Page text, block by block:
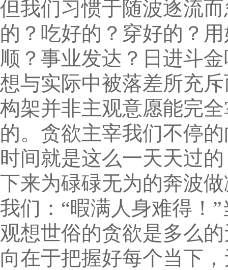
但我们习惯于随波逐流
的？吃好的？穿好的？
顺？事业发达？日进斗
想与实际中被落差所充
构架并非主观意愿能完
的。贪欲主宰我们不停
时间就是这么一天天过
下来为碌碌无为的奔波
我们：“暇满人身难得！
观想世俗的贪欲是多么
向在于把握好每个当下